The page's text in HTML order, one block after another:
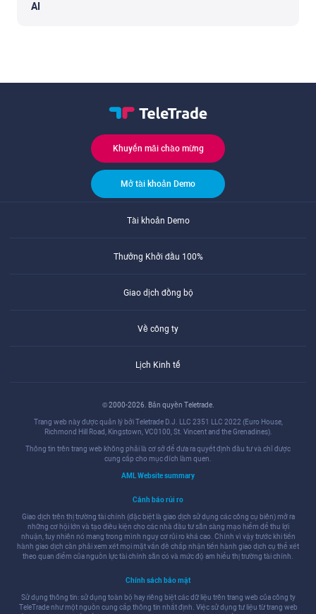
AI
Khuyến mãi chào mừng
Mở tài khoản Demo
Tài khoản Demo
Thưởng Khởi đầu 100%
Giao dịch đồng bộ
Về công ty
Lịch Kinh tế
© 2000-2026. Bản quyền Teletrade.
Trang web này được quản lý bởi Teletrade D.J. LLC 2351 LLC 2022 (Euro House,
Richmond Hill Road, Kingstown, VC0100, St. Vincent and the Grenadines).
Thông tin trên trang web không phải là cơ sở để đưa ra quyết định đầu tư và chỉ được
cung cấp cho mục đích làm quen.
AML Website summary
Cảnh báo rủi ro
Giao dịch trên thị trường tài chính (đặc biệt là giao dịch sử dụng các công cụ biên) mở ra
những cơ hội lớn và tạo điều kiện cho các nhà đầu tư sẵn sàng mạo hiểm để thu lợi
nhuận, tuy nhiên nó mang trong mình nguy cơ rủi ro khá cao. Chính vì vậy trước khi tiến
hành giao dịch cần phải xem xét mọi mặt vấn đề chấp nhận tiến hành giao dịch cụ thể xét
theo quan điểm của nguồn lực tài chính sẵn có và mức độ am hiểu thị trường tài chính.
Chính sách bảo mật
Sử dụng thông tin: sử dụng toàn bộ hay riêng biệt các dữ liệu trên trang web của công ty
TeleTrade như một nguồn cung cấp thông tin nhất định. Việc sử dụng tư liệu từ trang web